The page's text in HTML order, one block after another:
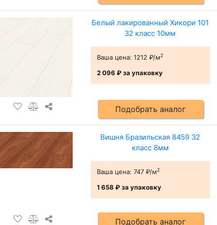
Белый лакированный Хикори 101
32 класс 10мм
Ваша цена: 1212 ₽/м2
2 096 ₽за упаковку
Подобрать аналог
Вишня Бразильская 8459 32
класс 8мм
Ваша цена: 747 ₽/м2
1 658 ₽за упаковку
Подобрать аналог